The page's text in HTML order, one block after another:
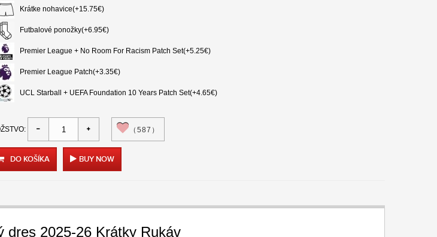
Krátke nohavice(+15.75€)
Futbalové ponožky(+6.95€)
Premier League + No Room For Racism Patch Set(+5.25€)
Premier League Patch(+3.35€)
UCL Starball + UEFA Foundation 10 Years Patch Set(+4.65€)
（587）
DO KOŠÍKA BUY NOW
dres 2025-26 Krátky Rukáv